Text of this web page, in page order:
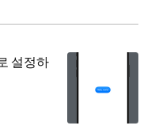
설정하